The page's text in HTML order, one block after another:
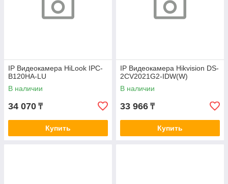
IP Видеокамера HiLook IPC-
B120HA-LU
В наличии
34 070 ₸
Купить
IP Видеокамера Hikvision DS-
2CV2021G2-IDW(W)
В наличии
33 966 ₸
Купить